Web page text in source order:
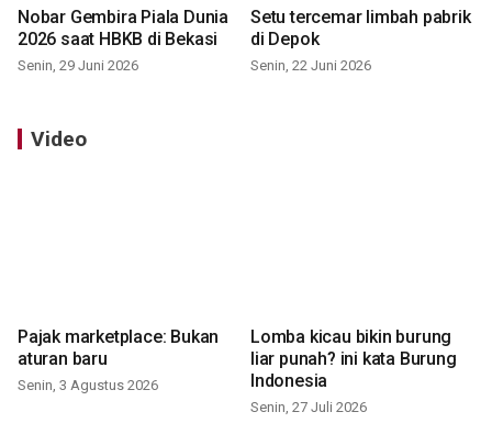
Nobar Gembira Piala Dunia
2026 saat HBKB di Bekasi
Senin, 29 Juni 2026
Setu tercemar limbah pabrik
di Depok
Senin, 22 Juni 2026
Video
Pajak marketplace: Bukan
aturan baru
Senin, 3 Agustus 2026
Lomba kicau bikin burung
liar punah? ini kata Burung
Indonesia
Senin, 27 Juli 2026